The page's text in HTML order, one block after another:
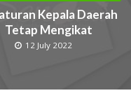
Kepala Daerah
Tetap Mengikat
12 July 2022